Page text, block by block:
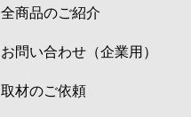
全商品のご紹介
お問い合わせ（企業用）
取材のご依頼